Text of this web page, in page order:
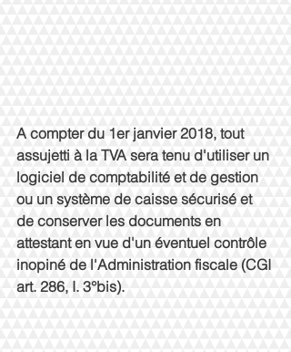
A compter du 1er janvier 2018, tout
assujetti à la TVA sera tenu d'utiliser un
logiciel de comptabilité et de gestion
ou un système de caisse sécurisé et
de conserver les documents en
attestant en vue d'un éventuel contrôle
inopiné de l'Administration fiscale (CGI
art. 286, I. 3°bis).